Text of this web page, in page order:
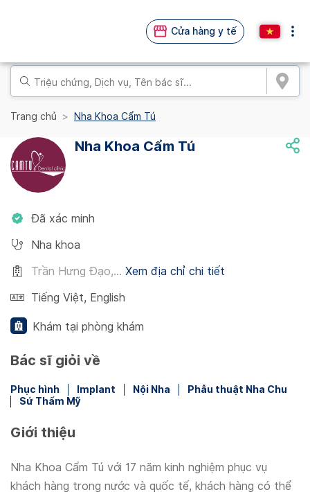
Cửa hàng y tế
Trang chủ Nha Khoa Cẩm Tú
Nha Khoa Cẩm Tú
Đã xác minh
Nha khoa
Trần Hưng Đạo,... Xem địa chỉ chi tiết
Tiếng Việt, English
Khám tại phòng khám
Bác sĩ giỏi về
Phục hình Implant Nội Nha
Phẫu thuật Nha Chu
Sứ Thẩm Mỹ
Giới thiệu
Nha Khoa Cẩm Tú với 17 năm kinh nghiệm phục vụ
khách hàng trong nước và quốc tế, khách hàng có thể